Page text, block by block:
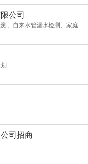
公司
、自来水管漏水检测、家庭
司招商